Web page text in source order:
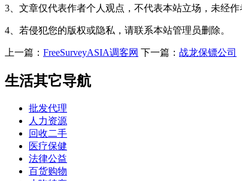
3、文章仅代表作者个人观点，不代表本站立场，未经作
4、若侵犯您的版权或隐私，请联系本站管理员删除。
上一篇： FreeSurveyASIA调客网 下一篇： 战龙保镖公司
生活其它导航
批发代理
人力资源
回收二手
医疗保健
法律公益
百货购物